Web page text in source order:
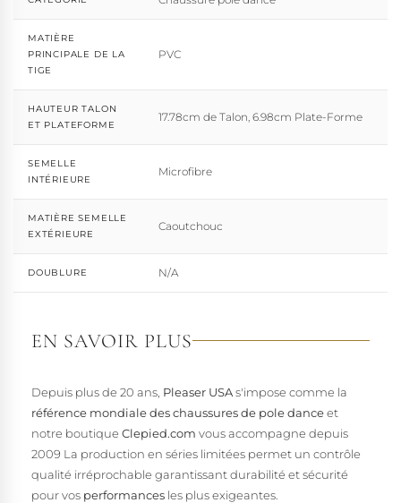
MATIÈRE
PRINCIPALE DE LA
TIGE
PVC
HAUTEUR TALON
ET PLATEFORME
17.78cm de Talon, 6.98cm Plate-Forme
SEMELLE
INTÉRIEURE
Microfibre
MATIÈRE SEMELLE
EXTÉRIEURE
Caoutchouc
DOUBLURE N/A
EN SAVOIR PLUS
Depuis plus de 20 ans, Pleaser USAs'impose comme la
référence mondiale des chaussures de pole danceet
notre boutique Clepied.com vous accompagne depuis
2009 La production en séries limitées permet un contrôle
qualité irréprochable garantissant durabilité et sécurité
pour vos performances les plus exigeantes.